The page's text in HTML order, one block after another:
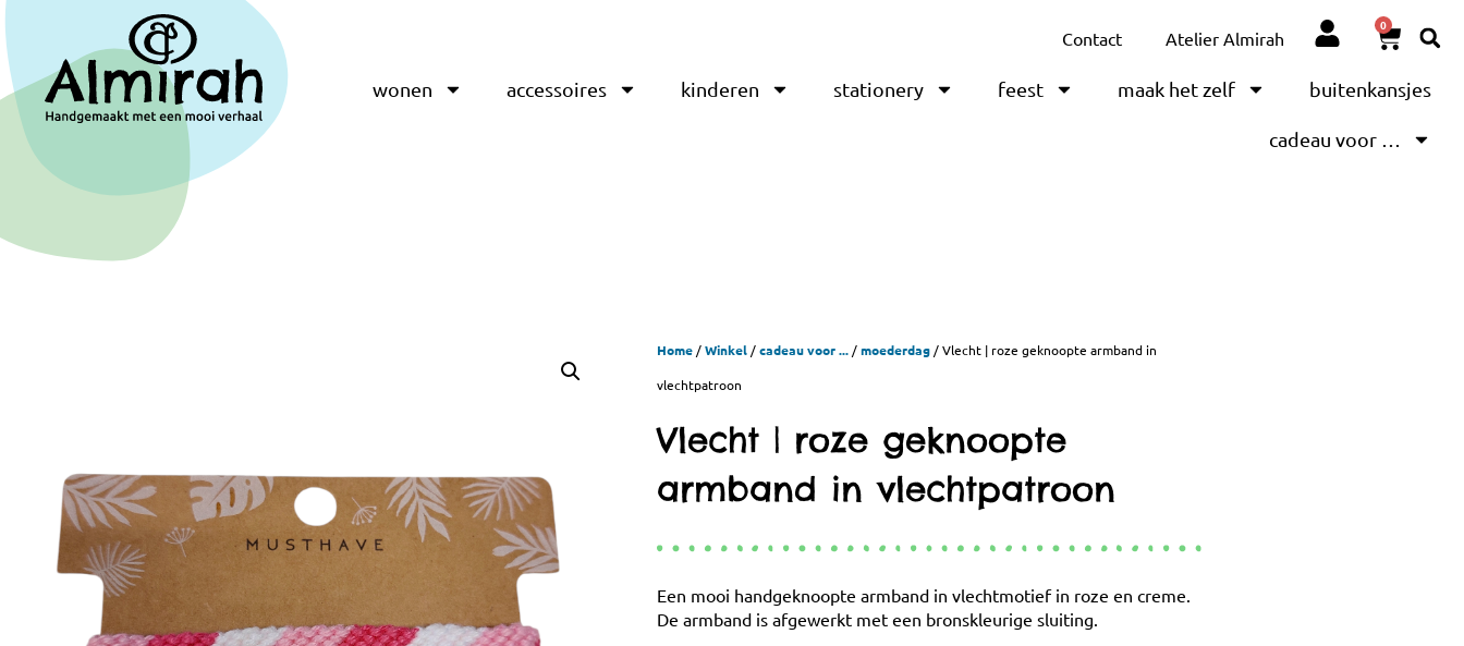
Contact Atelier Almirah
0
wonen accessoires kinderen stationery feest maak het zelf buitenkansjes
cadeau voor …
Home/Winkel/cadeau voor .../moederdag/ Vlecht | roze geknoopte armband in
vlechtpatroon
Vlecht | roze geknoopte
armband in vlechtpatroon
Een mooi handgeknoopte armband in vlechtmotief in roze en creme.
De armband is afgewerkt met een bronskleurige sluiting.